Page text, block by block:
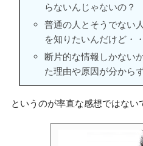
らないんじゃないの？
普通の人とそうでない
を知りたいんだけど・・
断片的な情報しかない
た理由や原因が分から
というのが率直な感想ではない